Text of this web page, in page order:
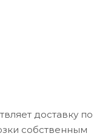
доставку по
собственным